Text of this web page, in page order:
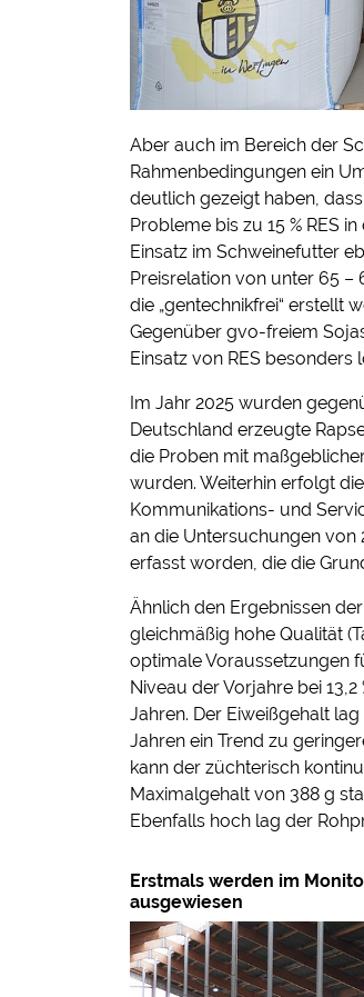
Aber auch im Bereich der
Rahmenbedingungen ein
deutlich gezeigt haben,
Probleme bis zu 15 % RES
Einsatz im Schweinefutter
Preisrelation von unter 65 –
die „gentechnikfrei“ erstellt
Gegenüber gvo-freiem
Einsatz von RES besonders
Im Jahr 2025 wurden
Deutschland erzeugte
die Proben mit
wurden. Weiterhin erfolgt
Kommunikations- und
an die Untersuchungen von
erfasst worden, die die
Ähnlich den Ergebnissen
gleichmäßig hohe Qualität
optimale Voraussetzungen
Niveau der Vorjahre bei
Jahren. Der Eiweißgehalt
Jahren ein Trend zu
kann der züchterisch
Maximalgehalt von 388 g
Ebenfalls hoch lag der
Erstmals werden im
ausgewiesen